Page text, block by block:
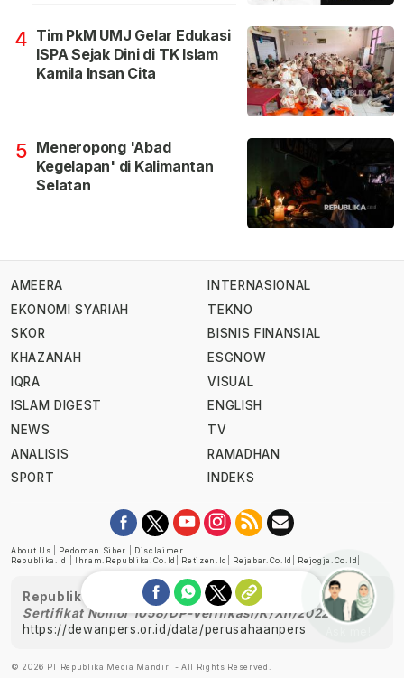
4 Tim PkM UMJ Gelar Edukasi
ISPA Sejak Dini di TK Islam
Kamila Insan Cita
5 Meneropong 'Abad
Kegelapan' di Kalimantan
Selatan
AMEERA
EKONOMI SYARIAH
SKOR
KHAZANAH
IQRA
ISLAM DIGEST
NEWS
ANALISIS
SPORT
INTERNASIONAL
TEKNO
BISNIS FINANSIAL
ESGNOW
VISUAL
ENGLISH
TV
RAMADHAN
INDEKS
About Us Pedoman Siber
Disclaimer
Republika.id
Ihram.republika.co.id Retizen.id Rejabar.co.id Rejogja.co.id
Republika telah diverifikasi oleh Dewan Pers
Sertifikat Nomor 1058/DP-Verifikasi/K/XII/2022
https://dewanpers.or.id/data/perusahaanpers
© 2026 PT Republika Media Mandiri - All Rights Reserved.